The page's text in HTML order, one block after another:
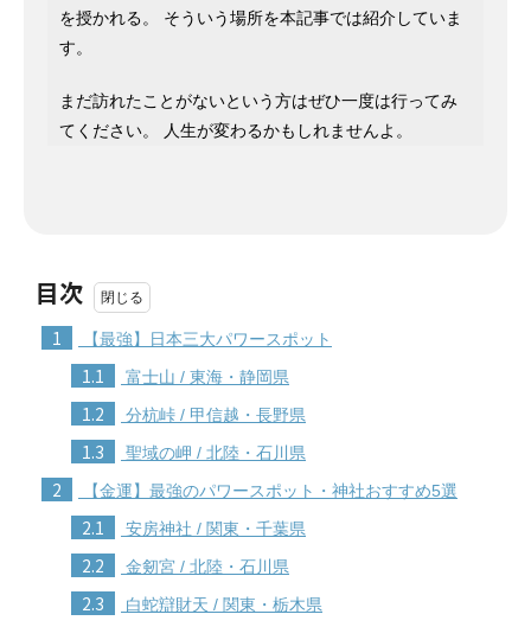
を授かれる。 そういう場所を本記事では紹介していま
す。
まだ訪れたことがないという方はぜひ一度は行ってみ
てください。 人生が変わるかもしれませんよ。
目次
1 【最強】日本三大パワースポット
1.1 富士山 / 東海・静岡県
1.2 分杭峠 / 甲信越・長野県
1.3 聖域の岬 / 北陸・石川県
2 【金運】最強のパワースポット・神社おすすめ5選
2.1 安房神社 / 関東・千葉県
2.2 金剱宮 / 北陸・石川県
2.3 白蛇辯財天 / 関東・栃木県